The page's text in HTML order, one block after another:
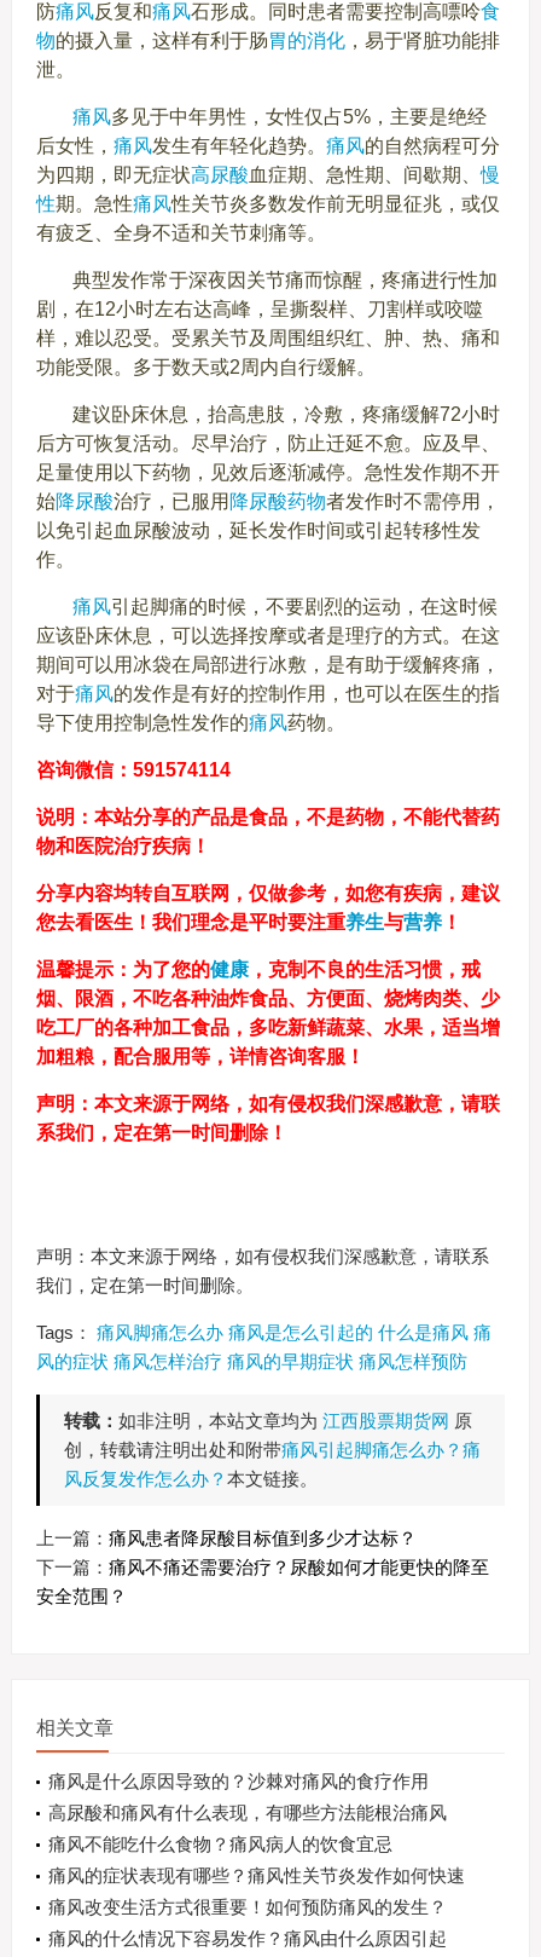
防痛风反复和痛风石形成。同时患者需要控制高嘌呤食
物的摄入量，这样有利于肠胃的消化，易于肾脏功能排
泄。
痛风多见于中年男性，女性仅占5%，主要是绝经
后女性， 痛风发生有年轻化趋势。 痛风的自然病程可分
为四期，即无症状高尿酸血症期、急性期、间歇期、慢
性期。急性痛风性关节炎多数发作前无明显征兆，或仅
有疲乏、全身不适和关节刺痛等。
典型发作常于深夜因关节痛而惊醒，疼痛进行性加
剧，在12小时左右达高峰，呈撕裂样、刀割样或咬噬
样，难以忍受。受累关节及周围组织红、肿、热、痛和
功能受限。多于数天或2周内自行缓解。
建议卧床休息，抬高患肢，冷敷，疼痛缓解72小时
后方可恢复活动。尽早治疗，防止迁延不愈。应及早、
足量使用以下药物，见效后逐渐减停。急性发作期不开
始降尿酸治疗，已服用 降尿酸药物者发作时不需停用，
以免引起血尿酸波动，延长发作时间或引起转移性发
作。
痛风引起脚痛的时候，不要剧烈的运动，在这时候
应该卧床休息，可以选择按摩或者是理疗的方式。在这
期间可以用冰袋在局部进行冰敷，是有助于缓解疼痛，
对于痛风的发作是有好的控制作用，也可以在医生的指
导下使用控制急性发作的痛风药物。
咨询微信：591574114
说明：本站分享的产品是食品，不是药物，不能代替药
物和医院治疗疾病！
分享内容均转自互联网，仅做参考，如您有疾病，建议
您去看医生！我们理念是平时要注重养生与营养！
温馨提示：为了您的健康，克制不良的生活习惯，戒
烟、限酒，不吃各种油炸食品、方便面、烧烤肉类、少
吃工厂的各种加工食品，多吃新鲜蔬菜、水果，适当增
加粗粮，配合服用等，详情咨询客服！
声明：本文来源于网络，如有侵权我们深感歉意，请联
系我们，定在第一时间删除！
声明：本文来源于网络，如有侵权我们深感歉意，请联系
我们，定在第一时间删除。
Tags： 痛风脚痛怎么办 痛风是怎么引起的 什么是痛风 痛
风的症状 痛风怎样治疗 痛风的早期症状 痛风怎样预防
转载： 如非注明，本站文章均为 江西股票期货网 原
创，转载请注明出处和附带痛风引起脚痛怎么办？痛
风反复发作怎么办？ 本文链接。
上一篇： 痛风患者降尿酸目标值到多少才达标？
下一篇： 痛风不痛还需要治疗？尿酸如何才能更快的降至
安全范围？
相关文章
痛风是什么原因导致的？沙棘对痛风的食疗作用
高尿酸和痛风有什么表现，有哪些方法能根治痛风
痛风不能吃什么食物？痛风病人的饮食宜忌
痛风的症状表现有哪些？痛风性关节炎发作如何快速
缓解疼痛？
痛风改变生活方式很重要！如何预防痛风的发生？
痛风的什么情况下容易发作？痛风由什么原因引起